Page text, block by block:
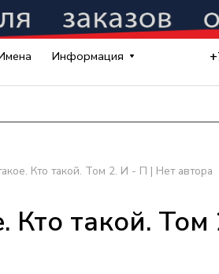
Информация
Кто такой. Том 2. И - П | Нет автора
Кто такой.